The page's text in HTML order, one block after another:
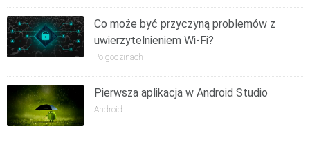
Co może być przyczyną problemów z
uwierzytelnieniem Wi-Fi?
Po godzinach
Pierwsza aplikacja w Android Studio
Android